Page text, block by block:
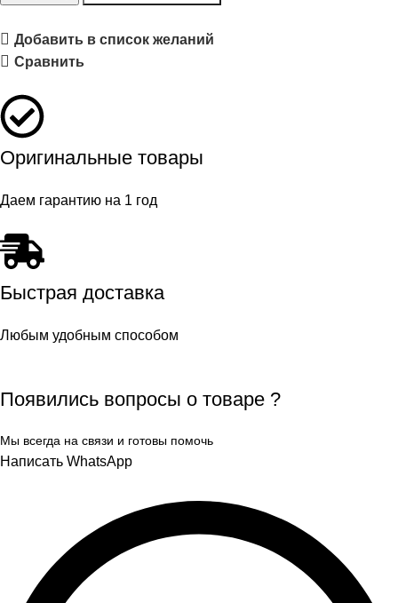
Добавить в список желаний
Сравнить
Оригинальные товары
Даем гарантию на 1 год
Быстрая доставка
Любым удобным способом
Появились вопросы о товаре ?
Мы всегда на связи и готовы помочь
Написать WhatsApp